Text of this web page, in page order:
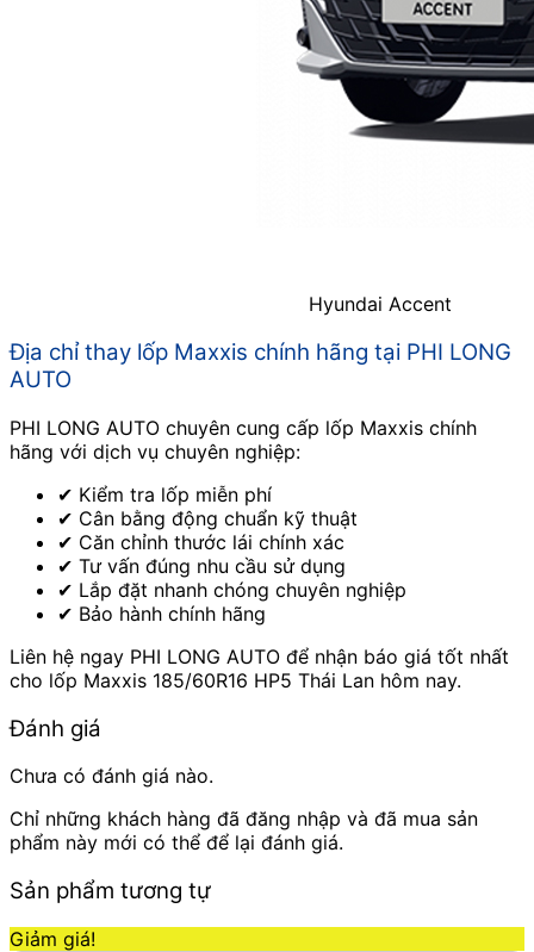
Hyundai Accent
Địa chỉ thay lốp Maxxis chính hãng tại PHI LONG
AUTO
PHI LONG AUTO chuyên cung cấp lốp Maxxis chính
hãng với dịch vụ chuyên nghiệp:
✔ Kiểm tra lốp miễn phí
✔ Cân bằng động chuẩn kỹ thuật
✔ Căn chỉnh thước lái chính xác
✔ Tư vấn đúng nhu cầu sử dụng
✔ Lắp đặt nhanh chóng chuyên nghiệp
✔ Bảo hành chính hãng
Liên hệ ngay PHI LONG AUTO để nhận báo giá tốt nhất
cho lốp Maxxis 185/60R16 HP5 Thái Lan hôm nay.
Đánh giá
Chưa có đánh giá nào.
Chỉ những khách hàng đã đăng nhập và đã mua sản
phẩm này mới có thể để lại đánh giá.
Sản phẩm tương tự
Giảm giá!